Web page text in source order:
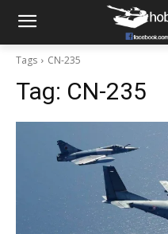
Tags CN-235
Tag: CN-235